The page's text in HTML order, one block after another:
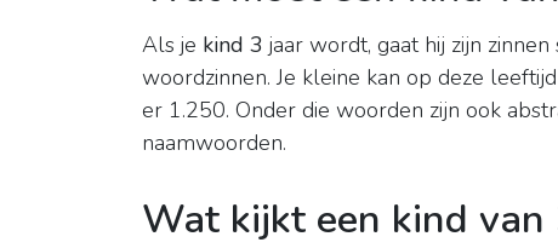
Als je kind 3 jaar wordt, gaat hij zijn
woordzinnen. Je kleine kan op deze
er 1.250. Onder die woorden zijn ook
naamwoorden.
Wat kijkt een kind van